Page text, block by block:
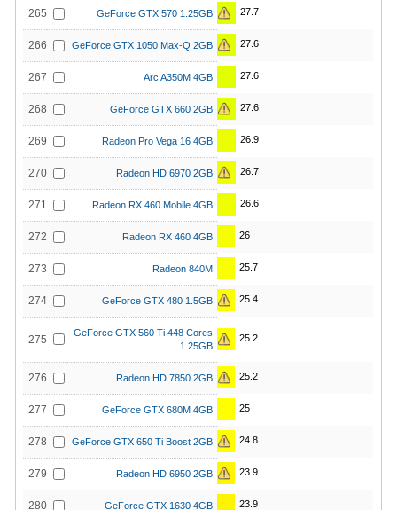
265 GeForce GTX 570 1.25GB 27.7
266 GeForce GTX 1050 Max-Q 2GB 27.6
267 Arc A350M 4GB 27.6
268 GeForce GTX 660 2GB 27.6
269 Radeon Pro Vega 16 4GB 26.9
270 Radeon HD 6970 2GB 26.7
271 Radeon RX 460 Mobile 4GB 26.6
272 Radeon RX 460 4GB 26
273 Radeon 840M 25.7
274 GeForce GTX 480 1.5GB 25.4
275
GeForce GTX 560 Ti 448 Cores
1.25GB
25.2
276 Radeon HD 7850 2GB 25.2
277 GeForce GTX 680M 4GB 25
278 GeForce GTX 650 Ti Boost 2GB 24.8
279 Radeon HD 6950 2GB 23.9
280 GeForce GTX 1630 4GB 23.9